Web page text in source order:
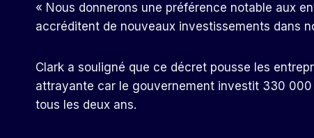
« Nous donnerons une préférence notable aux
accréditent de nouveaux investissements dans
Clark a souligné que ce décret pousse les
attrayante car le gouvernement investit 330
tous les deux ans.